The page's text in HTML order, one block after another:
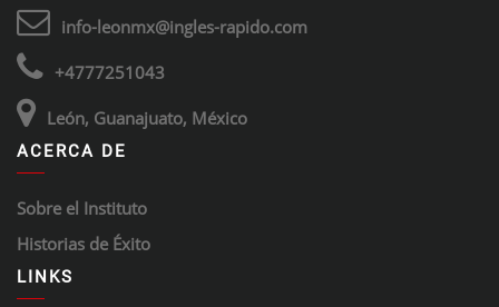
info-leonmx@ingles-rapido.com
+4777251043
León, Guanajuato, México
ACERCA DE
Sobre el Instituto
Historias de Éxito
LINKS